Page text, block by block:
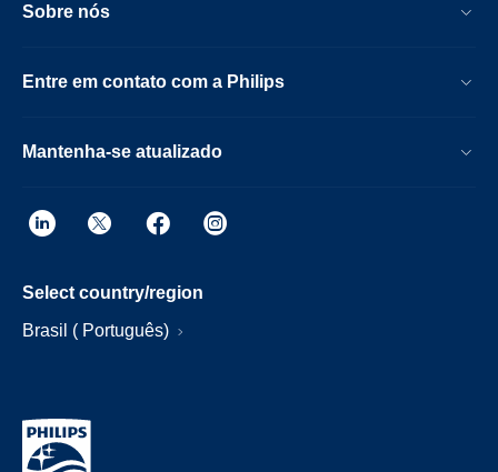
Sobre nós
Entre em contato com a Philips
Mantenha-se atualizado
Select country/region
Brasil ( Português)